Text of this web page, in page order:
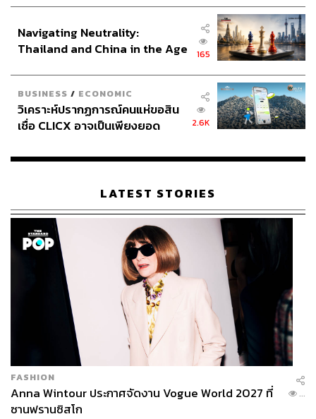
Navigating Neutrality:
Thailand and China in the Age
165
BUSINESS / ECONOMIC
วิเคราะห์ปรากฏการณ์คนแห่ขอสิน
เชื่อ CLICX อาจเป็นเพียงยอด
เรือนไทยที่ถูกซุกไว้
2.6K
LATEST STORIES
FASHION
Anna Wintour ประกาศจัดงาน Vogue World 2027 ที่
ซานฟรานซิสโก
...